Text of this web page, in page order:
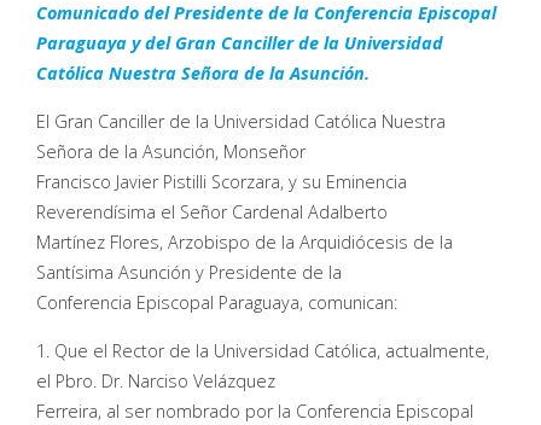
Comunicado del Presidente de la Conferencia Episcopal
Paraguaya y del Gran Canciller de la Universidad
Católica Nuestra Señora de la Asunción.
El Gran Canciller de la Universidad Católica Nuestra
Señora de la Asunción, Monseñor
Francisco Javier Pistilli Scorzara, y su Eminencia
Reverendísima el Señor Cardenal Adalberto
Martínez Flores, Arzobispo de la Arquidiócesis de la
Santísima Asunción y Presidente de la
Conferencia Episcopal Paraguaya, comunican:
1. Que el Rector de la Universidad Católica, actualmente,
el Pbro. Dr. Narciso Velázquez
Ferreira, al ser nombrado por la Conferencia Episcopal